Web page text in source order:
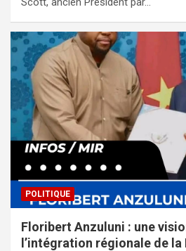
POLITIQUE
Floribert Anzuluni : une
l’intégration régionale de la